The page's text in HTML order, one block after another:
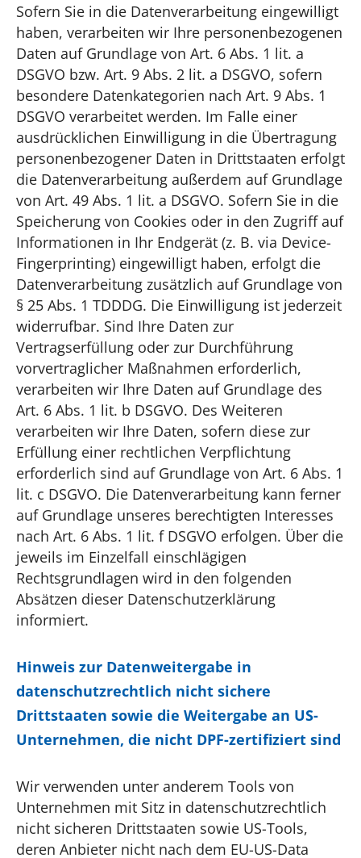
Sofern Sie in die Datenverarbeitung eingewilligt
haben, verarbeiten wir Ihre personenbezogenen
Daten auf Grundlage von Art. 6 Abs. 1 lit. a
DSGVO bzw. Art. 9 Abs. 2 lit. a DSGVO, sofern
besondere Datenkategorien nach Art. 9 Abs. 1
DSGVO verarbeitet werden. Im Falle einer
ausdrücklichen Einwilligung in die Übertragung
personenbezogener Daten in Drittstaaten erfolgt
die Datenverarbeitung außerdem auf Grundlage
von Art. 49 Abs. 1 lit. a DSGVO. Sofern Sie in die
Speicherung von Cookies oder in den Zugriff auf
Informationen in Ihr Endgerät (z. B. via Device-
Fingerprinting) eingewilligt haben, erfolgt die
Datenverarbeitung zusätzlich auf Grundlage von
§ 25 Abs. 1 TDDDG. Die Einwilligung ist jederzeit
widerrufbar. Sind Ihre Daten zur
Vertragserfüllung oder zur Durchführung
vorvertraglicher Maßnahmen erforderlich,
verarbeiten wir Ihre Daten auf Grundlage des
Art. 6 Abs. 1 lit. b DSGVO. Des Weiteren
verarbeiten wir Ihre Daten, sofern diese zur
Erfüllung einer rechtlichen Verpflichtung
erforderlich sind auf Grundlage von Art. 6 Abs. 1
lit. c DSGVO. Die Datenverarbeitung kann ferner
auf Grundlage unseres berechtigten Interesses
nach Art. 6 Abs. 1 lit. f DSGVO erfolgen. Über die
jeweils im Einzelfall einschlägigen
Rechtsgrundlagen wird in den folgenden
Absätzen dieser Datenschutzerklärung
informiert.
Hinweis zur Datenweitergabe in
datenschutzrechtlich nicht sichere
Drittstaaten sowie die Weitergabe an US-
Unternehmen, die nicht DPF-zertifiziert sind
Wir verwenden unter anderem Tools von
Unternehmen mit Sitz in datenschutzrechtlich
nicht sicheren Drittstaaten sowie US-Tools,
deren Anbieter nicht nach dem EU-US-Data